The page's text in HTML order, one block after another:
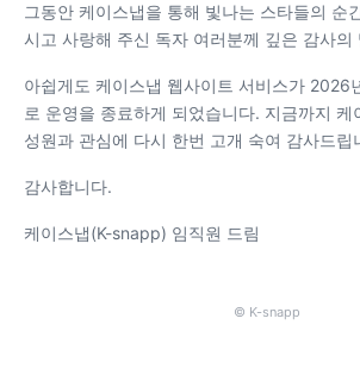
그동안 케이스냅을 통해 빛나는 스타들의 순
시고 사랑해 주신 독자 여러분께 깊은 감사의
아쉽게도 케이스냅 웹사이트 서비스가 2026
로 운영을 종료하게 되었습니다. 지금까지 케
성원과 관심에 다시 한번 고개 숙여 감사드립
감사합니다.
케이스냅(K-snapp) 임직원 드림
© K-snapp